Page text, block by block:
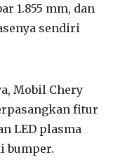
1.855 mm, dan
sendiri
Mobil Chery
fitur
LED plasma
bumper.